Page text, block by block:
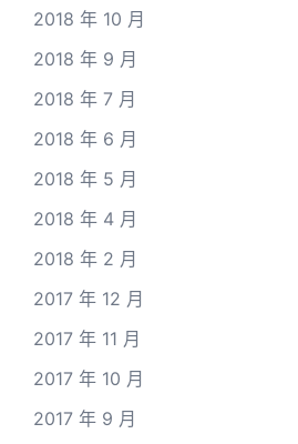
2018 年 10 月
2018 年 9 月
2018 年 7 月
2018 年 6 月
2018 年 5 月
2018 年 4 月
2018 年 2 月
2017 年 12 月
2017 年 11 月
2017 年 10 月
2017 年 9 月